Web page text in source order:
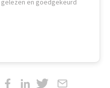
gelezen en goedgekeurd